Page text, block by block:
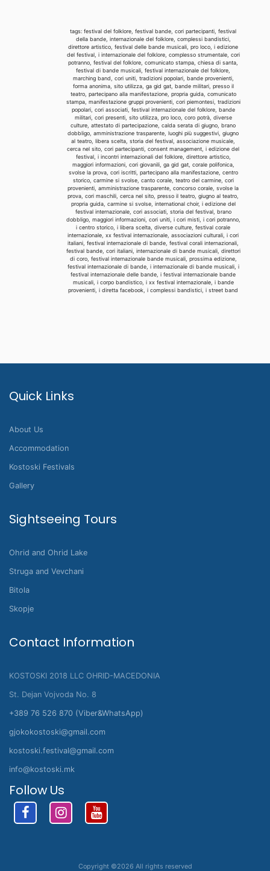
tags: festival del folklore, festival bande, cori partecipanti, festival
della bande, internazionale del folklore, complessi bandistici,
direttore artistico, festival delle bande musicali, pro loco, i edizione
del festival, i internazionale del folklore, complesso strumentale, cori
potranno, festival del folklore, comunicato stampa, chiesa di santa,
festival di bande musicali, festival internazionale del folklore,
marching band, cori uniti, tradizioni popolari, bande provenienti,
forma anonima, sito utilizza, ga gid gat, bande militari, presso il
teatro, partecipano alla manifestazione, propria guida, comunicato
stampa, manifestazione gruppi provenienti, cori piemontesi, tradizioni
popolari, cori associati, festival internazionale del folklore, bande
militari, cori presenti, sito utilizza, pro loco, coro potrà, diverse
culture, attestato di partecipazione, calda serata di giugno, brano
dobbligo, amministrazione trasparente, luoghi più suggestivi, giugno
al teatro, libera scelta, storia del festival, associazione musicale,
cerca nel sito, cori partecipanti, consent management, i edizione del
festival, i incontri internazionali del folklore, direttore artistico,
maggiori informazioni, cori giovanili, ga gid gat, corale polifonica,
svolse la prova, cori iscritti, partecipano alla manifestazione, centro
storico, carmine si svolse, canto corale, teatro del carmine, cori
provenienti, amministrazione trasparente, concorso corale, svolse la
prova, cori maschili, cerca nel sito, presso il teatro, giugno al teatro,
propria guida, carmine si svolse, international choir, i edizione del
festival internazionale, cori associati, storia del festival, brano
dobbligo, maggiori informazioni, cori uniti, i cori misti, i cori potranno,
i centro storico, i libera scelta, diverse culture, festival corale
internazionale, xx festival internazionale, associazioni culturali, i cori
italiani, festival internazionale di bande, festival corali internazionali,
festival bande, cori italiani, internazionale di bande musicali, direttori
di coro, festival internazionale bande musicali, prossima edizione,
festival internazionale di bande, i internazionale di bande musicali, i
festival internazionale delle bande, i festival internazionale bande
musicali, i corpo bandistico, i xx festival internazionale, i bande
provenienti, i diretta facebook, i complessi bandistici, i street band
Quick Links
About Us
Accommodation
Kostoski Festivals
Gallery
Sightseeing Tours
Ohrid and Ohrid Lake
Struga and Vevchani
Bitola
Skopje
Contact Information
KOSTOSKI 2018 LLC OHRID-MACEDONIA
St. Dejan Vojvoda No. 8
+389 76 526 870 (Viber&WhatsApp)
gjokokostoski@gmail.com
kostoski.festival@gmail.com
info@kostoski.mk
Follow Us
Copyright ©2026 All rights reserved